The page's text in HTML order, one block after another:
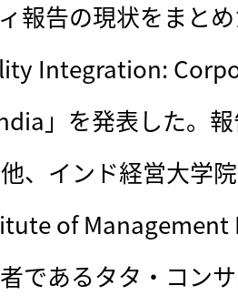
報告の現状をまと
Integration:
」を発表した。
、インド経営大学
of
であるタタ・コン